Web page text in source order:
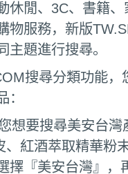
休閒、3C、書籍
物服務，新版
主題進行搜尋。
搜尋分類功能，
：
想要搜尋美安台灣
紅酒萃取精華粉
擇『美安台灣』，